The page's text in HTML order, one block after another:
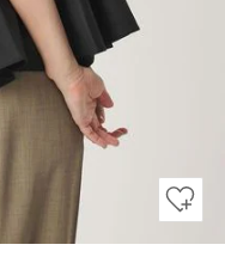
BLACK / FREE